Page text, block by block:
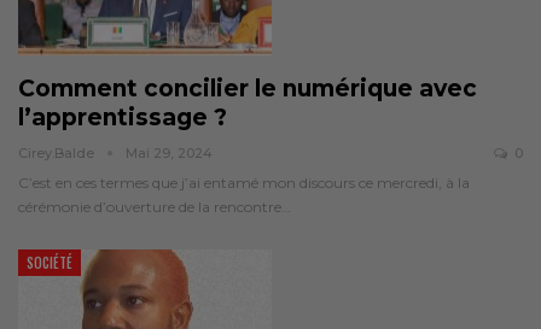
Comment concilier le numérique avec
l’apprentissage ?
Cirey.balde Mai 29, 2024 0
C’est en ces termes que j’ai entamé mon discours ce mercredi, à la
cérémonie d’ouverture de la rencontre…
SOCIÉTÉ